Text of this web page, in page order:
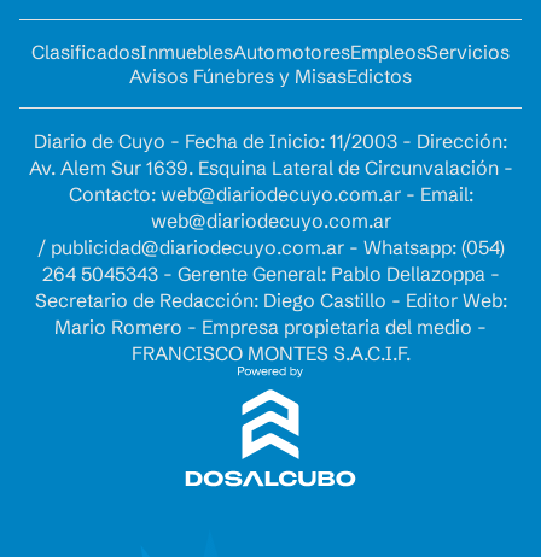
ClasificadosInmueblesAutomotoresEmpleosServicios
Avisos Fúnebres y MisasEdictos
Diario de Cuyo - Fecha de Inicio: 11/2003 - Dirección:
Av. Alem Sur 1639. Esquina Lateral de Circunvalación -
Contacto: web@diariodecuyo.com.ar- Email:
web@diariodecuyo.com.ar
/ publicidad@diariodecuyo.com.ar- Whatsapp: (054)
264 5045343 - Gerente General: Pablo Dellazoppa -
Secretario de Redacción: Diego Castillo - Editor Web:
Mario Romero - Empresa propietaria del medio -
FRANCISCO MONTES S.A.C.I.F.